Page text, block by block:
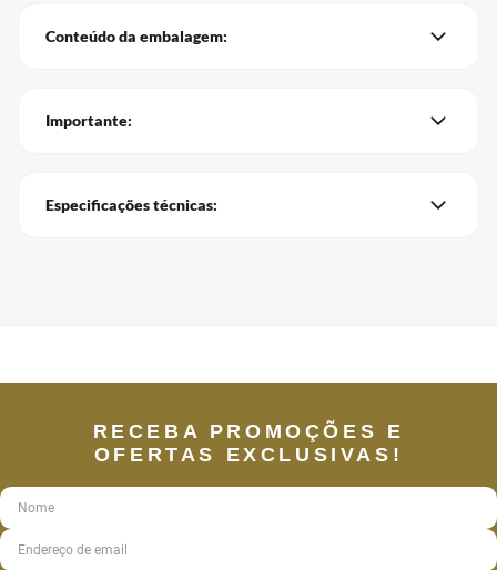
Conteúdo da embalagem:
Importante:
Especificações técnicas: